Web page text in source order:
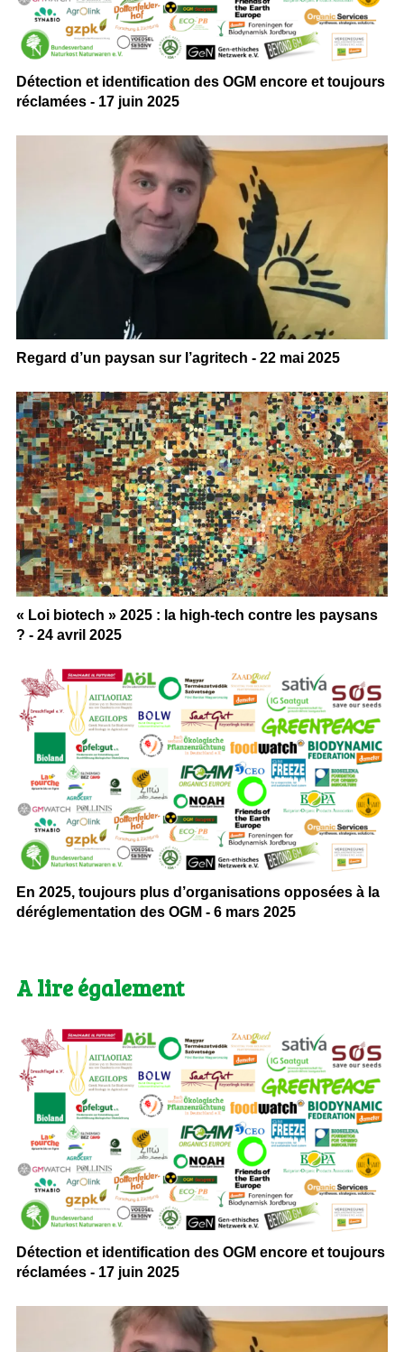
Détection et identification des OGM encore et toujours
réclamées - 17 juin 2025
Regard d’un paysan sur l’agritech - 22 mai 2025
« Loi biotech » 2025 : la high-tech contre les paysans
? - 24 avril 2025
En 2025, toujours plus d’organisations opposées à la
déréglementation des OGM - 6 mars 2025
A lire également
Détection et identification des OGM encore et toujours
réclamées - 17 juin 2025